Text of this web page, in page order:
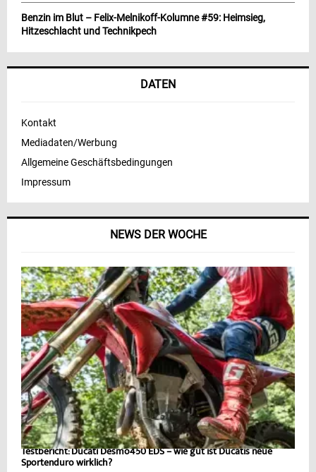
NEWS DER WOCHE
Testbericht: Ducati Desmo450 EDS – wie gut ist Ducatis neue
Sportenduro wirklich?
Benzin im Blut – Felix-Melnikoff-Kolumne #59: Heimsieg,
Hitzeschlacht und Technikpech
DATEN
Kontakt
Mediadaten/Werbung
Allgemeine Geschäftsbedingungen
Impressum